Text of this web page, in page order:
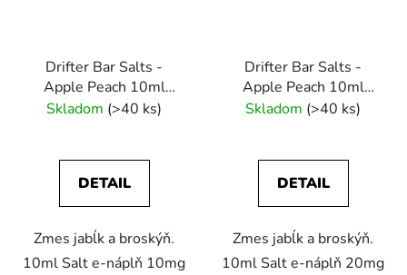
Drifter Bar Salts -
Apple Peach 10ml
(10mg) e-liquid
Skladom (>40 ks)
DETAIL
Zmes jabĺk a broskýň.
10ml Salt e-náplň 10mg
Drifter Bar Salts -
Apple Peach 10ml
(20mg) e-liquid
Skladom (>40 ks)
DETAIL
Zmes jabĺk a broskýň.
10ml Salt e-náplň 20mg